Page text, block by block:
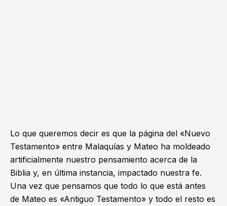
Lo que queremos decir es que la página del «Nuevo
Testamento» entre Malaquías y Mateo ha moldeado
artificialmente nuestro pensamiento acerca de la
Biblia y, en última instancia, impactado nuestra fe.
Una vez que pensamos que todo lo que está antes
de Mateo es «Antiguo Testamento» y todo el resto es